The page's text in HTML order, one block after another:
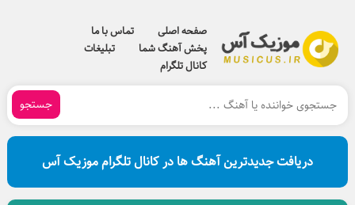
صفحه اصلی
تماس با ما
پخش آهنگ شما
تبلیغات
کانال تلگرام
جستجو
دریافت جدیدترین آهنگ ها در کانال تلگرام موزیک آس